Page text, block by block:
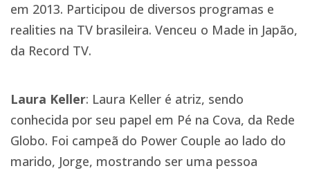
em 2013. Participou de diversos programas e
realities na TV brasileira. Venceu o Made in Japão,
da Record TV.
Laura Keller: Laura Keller é atriz, sendo
conhecida por seu papel em Pé na Cova, da Rede
Globo. Foi campeã do Power Couple ao lado do
marido, Jorge, mostrando ser uma pessoa